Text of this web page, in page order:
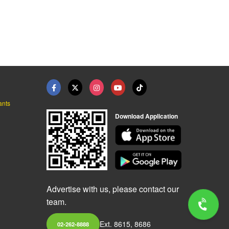
Download Application
Advertise with us, please contact our
team.
02-262-8888 Ext. 8615, 8686